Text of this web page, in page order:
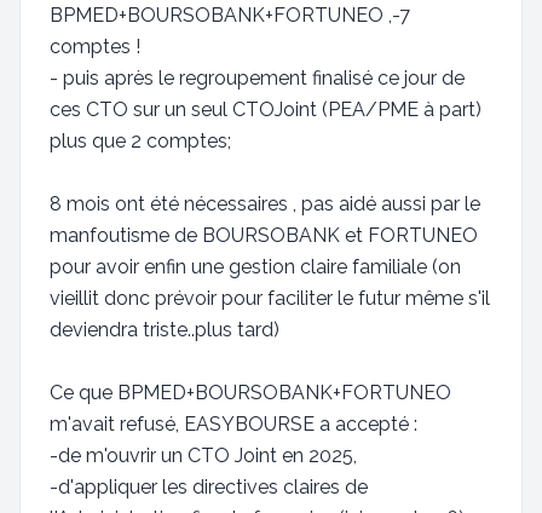
BPMED+BOURSOBANK+FORTUNEO ,-7
comptes !
- puis après le regroupement finalisé ce jour de
ces CTO sur un seul CTOJoint (PEA/PME à part)
plus que 2 comptes;
8 mois ont été nécessaires , pas aidé aussi par le
manfoutisme de BOURSOBANK et FORTUNEO
pour avoir enfin une gestion claire familiale (on
vieillit donc prévoir pour faciliter le futur même s'il
deviendra triste..plus tard)
Ce que BPMED+BOURSOBANK+FORTUNEO
m'avait refusé, EASYBOURSE a accepté :
-de m'ouvrir un CTO Joint en 2025,
-d'appliquer les directives claires de